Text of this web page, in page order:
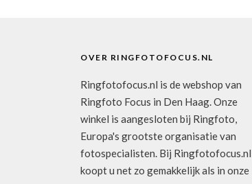
OVER RINGFOTOFOCUS.NL
Ringfotofocus.nl is de webshop van
Ringfoto Focus in Den Haag. Onze
winkel is aangesloten bij Ringfoto,
Europa's grootste organisatie van
fotospecialisten. Bij Ringfotofocus.nl
koopt u net zo gemakkelijk als in onze